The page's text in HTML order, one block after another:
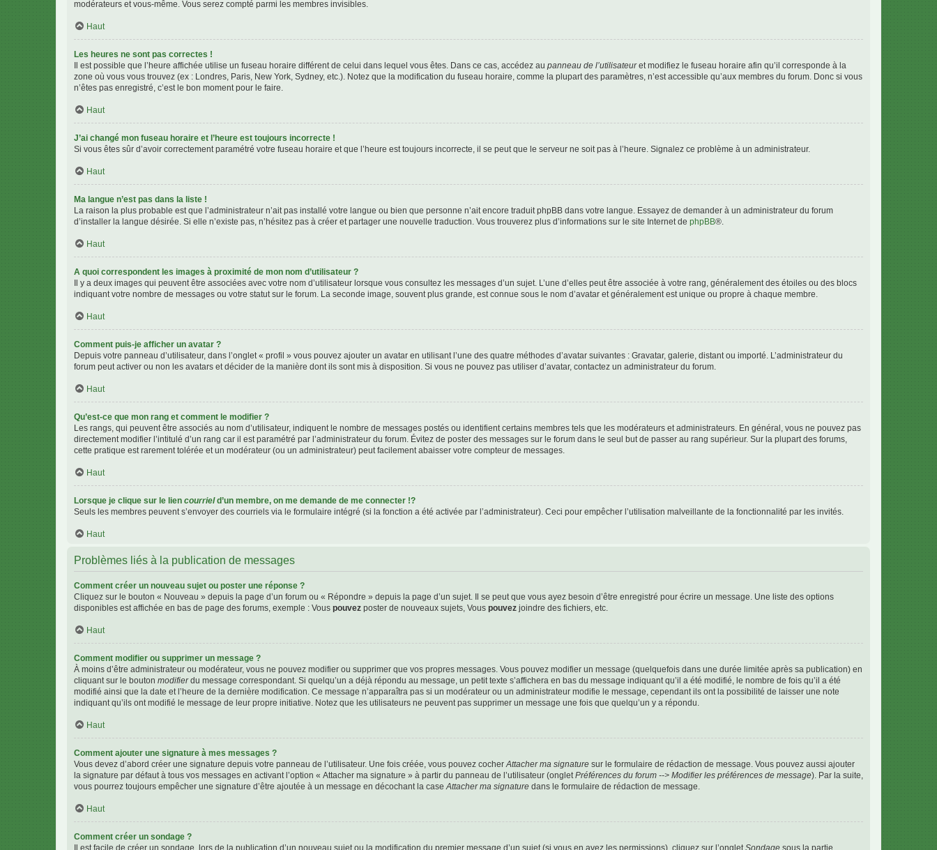
modérateurs et vous-même. Vous serez compté parmi les membres invisibles.
Haut
Les heures ne sont pas correctes !
Il est possible que l’heure affichée utilise un fuseau horaire différent de celui dans lequel vous êtes. Dans ce cas, accédez au panneau de l’utilisateuret modifiez le fuseau horaire afin qu’il corresponde à la
zone où vous vous trouvez (ex : Londres, Paris, New York, Sydney, etc.). Notez que la modification du fuseau horaire, comme la plupart des paramètres, n’est accessible qu’aux membres du forum. Donc si vous
n’êtes pas enregistré, c’est le bon moment pour le faire.
Haut
J’ai changé mon fuseau horaire et l’heure est toujours incorrecte !
Si vous êtes sûr d’avoir correctement paramétré votre fuseau horaire et que l’heure est toujours incorrecte, il se peut que le serveur ne soit pas à l’heure. Signalez ce problème à un administrateur.
Haut
Ma langue n’est pas dans la liste !
La raison la plus probable est que l’administrateur n’ait pas installé votre langue ou bien que personne n’ait encore traduit phpBB dans votre langue. Essayez de demander à un administrateur du forum
d’installer la langue désirée. Si elle n’existe pas, n’hésitez pas à créer et partager une nouvelle traduction. Vous trouverez plus d’informations sur le site Internet de phpBB®.
Haut
A quoi correspondent les images à proximité de mon nom d’utilisateur ?
Il y a deux images qui peuvent être associées avec votre nom d’utilisateur lorsque vous consultez les messages d’un sujet. L’une d’elles peut être associée à votre rang, généralement des étoiles ou des blocs
indiquant votre nombre de messages ou votre statut sur le forum. La seconde image, souvent plus grande, est connue sous le nom d’avatar et généralement est unique ou propre à chaque membre.
Haut
Comment puis-je afficher un avatar ?
Depuis votre panneau d’utilisateur, dans l’onglet « profil » vous pouvez ajouter un avatar en utilisant l’une des quatre méthodes d’avatar suivantes : Gravatar, galerie, distant ou importé. L’administrateur du
forum peut activer ou non les avatars et décider de la manière dont ils sont mis à disposition. Si vous ne pouvez pas utiliser d’avatar, contactez un administrateur du forum.
Haut
Qu’est-ce que mon rang et comment le modifier ?
Les rangs, qui peuvent être associés au nom d’utilisateur, indiquent le nombre de messages postés ou identifient certains membres tels que les modérateurs et administrateurs. En général, vous ne pouvez pas
directement modifier l’intitulé d’un rang car il est paramétré par l’administrateur du forum. Évitez de poster des messages sur le forum dans le seul but de passer au rang supérieur. Sur la plupart des forums,
cette pratique est rarement tolérée et un modérateur (ou un administrateur) peut facilement abaisser votre compteur de messages.
Haut
Lorsque je clique sur le lien courrield’un membre, on me demande de me connecter !?
Seuls les membres peuvent s’envoyer des courriels via le formulaire intégré (si la fonction a été activée par l’administrateur). Ceci pour empêcher l’utilisation malveillante de la fonctionnalité par les invités.
Haut
Problèmes liés à la publication de messages
Comment créer un nouveau sujet ou poster une réponse ?
Cliquez sur le bouton « Nouveau » depuis la page d’un forum ou « Répondre » depuis la page d’un sujet. Il se peut que vous ayez besoin d’être enregistré pour écrire un message. Une liste des options
disponibles est affichée en bas de page des forums, exemple : Vous pouvez poster de nouveaux sujets, Vous pouvez joindre des fichiers, etc.
Haut
Comment modifier ou supprimer un message ?
À moins d’être administrateur ou modérateur, vous ne pouvez modifier ou supprimer que vos propres messages. Vous pouvez modifier un message (quelquefois dans une durée limitée après sa publication) en
cliquant sur le bouton modifierdu message correspondant. Si quelqu’un a déjà répondu au message, un petit texte s’affichera en bas du message indiquant qu’il a été modifié, le nombre de fois qu’il a été
modifié ainsi que la date et l’heure de la dernière modification. Ce message n’apparaîtra pas si un modérateur ou un administrateur modifie le message, cependant ils ont la possibilité de laisser une note
indiquant qu’ils ont modifié le message de leur propre initiative. Notez que les utilisateurs ne peuvent pas supprimer un message une fois que quelqu’un y a répondu.
Haut
Comment ajouter une signature à mes messages ?
Vous devez d’abord créer une signature depuis votre panneau de l’utilisateur. Une fois créée, vous pouvez cocherAttacher ma signature sur le formulaire de rédaction de message. Vous pouvez aussi ajouter
la signature par défaut à tous vos messages en activant l’option « Attacher ma signature » à partir du panneau de l’utilisateur (ongletPréférences du forum --> Modifier les préférences de message). Par la suite,
vous pourrez toujours empêcher une signature d’être ajoutée à un message en décochant la caseAttacher ma signature dans le formulaire de rédaction de message.
Haut
Comment créer un sondage ?
Il est facile de créer un sondage, lors de la publication d’un nouveau sujet ou la modification du premier message d’un sujet (si vous en avez les permissions), cliquez sur l’onglet Sondage sous la partie